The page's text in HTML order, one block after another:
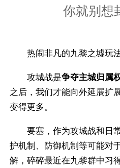
你就别想
热闹非凡的九黎之墟玩法
攻城战是争夺主城归属
之后，我们才能向外延展扩
变得更多。
要塞，作为攻城战和日
护机制、防御机制等可能对
解，碎碎最近在九黎群中习